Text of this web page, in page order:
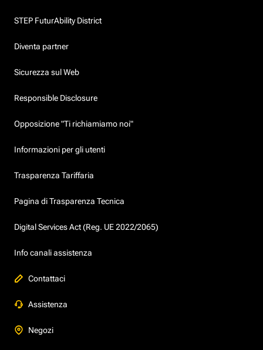
STEP FuturAbility District
Diventa partner
Sicurezza sul Web
Responsible Disclosure
Opposizione "Ti richiamiamo noi"
Informazioni per gli utenti
Trasparenza Tariffaria
Pagina di Trasparenza Tecnica
Digital Services Act (Reg. UE 2022/2065)
Info canali assistenza
Contattaci
Assistenza
Negozi